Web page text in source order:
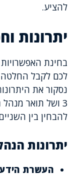
להציע.
יתרונות
בחינת
לכם לקבל החלטה
נסקור את
3 ושל תואר
להבחין בין
יתרונות
העשרת